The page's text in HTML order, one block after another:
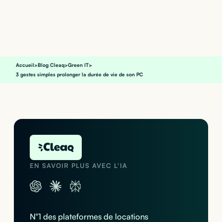
Accueil>Blog Cleaq>Green IT>
3 gestes simples prolonger la durée de vie de son PC
EN SAVOIR PLUS AVEC L'IA
N°1 des plateformes de locations